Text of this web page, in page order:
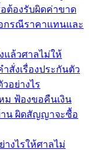
ต้องรับผิดค่าขาด
กรณีราคาแทนและ
แล้วศาลไม่ให้
สั่งเรื่องประกันตัว
อย่างไร
ม ฟ้องขอคืนเงิน
าน ผิดสัญญาจะซื้อ
างไรให้ศาลไม่